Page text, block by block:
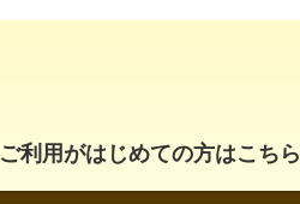
ご利用がはじめての方はこちら